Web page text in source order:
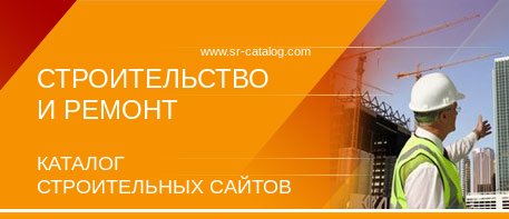
www.sr-catalog.com
СТРОИТЕЛЬСТВО
И РЕМОНТ
КАТАЛОГ
СТРОИТЕЛЬНЫХ САЙТОВ